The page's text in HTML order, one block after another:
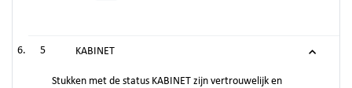
5 KABINET
Stukken met de status KABINET zijn vertrouwelijk en